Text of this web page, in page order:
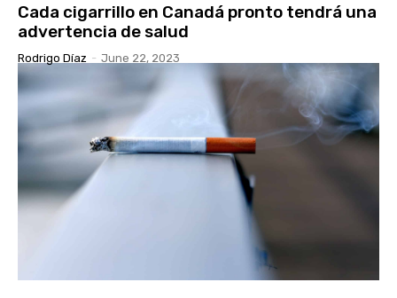
Cada cigarrillo en Canadá pronto tendrá una
advertencia de salud
Rodrigo Díaz - June 22, 2023